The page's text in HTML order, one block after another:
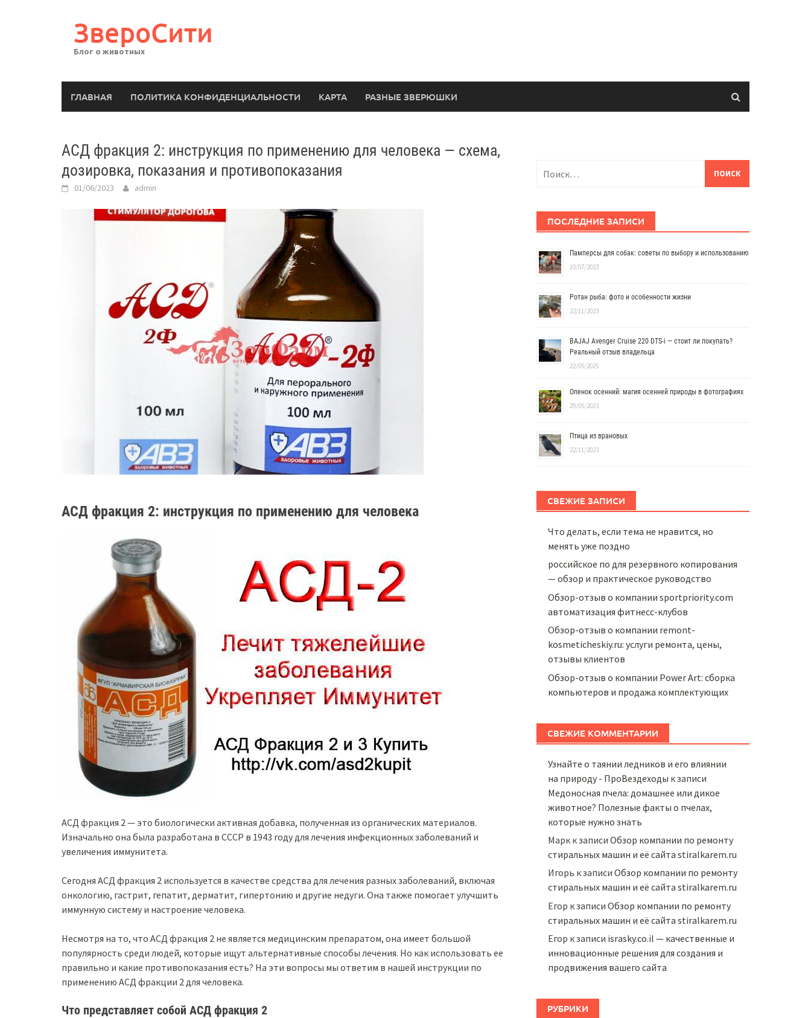
ЗвероСити
Блог о животных
ГЛАВНАЯ ПОЛИТИКА КОНФИДЕНЦИАЛЬНОСТИ КАРТА РАЗНЫЕ ЗВЕРЮШКИ
АСД фракция 2: инструкция по применению для человека — схема,
дозировка, показания и противопоказания
01/06/2023 admin
АСД фракция 2: инструкция по применению для человека
АСД фракция 2 — это биологически активная добавка, полученная из органических материалов.
Изначально она была разработана в СССР в 1943 году для лечения инфекционных заболеваний и
увеличения иммунитета.
Сегодня АСД фракция 2 используется в качестве средства для лечения разных заболеваний, включая
онкологию, гастрит, гепатит, дерматит, гипертонию и другие недуги. Она также помогает улучшить
иммунную систему и настроение человека.
Несмотря на то, что АСД фракция 2 не является медицинским препаратом, она имеет большой
популярность среди людей, которые ищут альтернативные способы лечения. Но как использовать ее
правильно и какие противопоказания есть? На эти вопросы мы ответим в нашей инструкции по
применению АСД фракции 2 для человека.
Что представляет собой АСД фракция 2
ПОСЛЕДНИЕ ЗАПИСИ
Памперсы для собак: советы по выбору и использованию
10/07/2023
Ротан рыба: фото и особенности жизни
22/11/2023
BAJAJ Avenger Cruise 220 DTS-i — стоит ли покупать?
Реальный отзыв владельца
22/05/2025
Опенок осенний: магия осенней природы в фотографиях
29/05/2023
Птица из врановых
22/11/2023
СВЕЖИЕ ЗАПИСИ
Что делать, если тема не нравится, но
менять уже поздно
российское по для резервного копирования
— обзор и практическое руководство
Обзор-отзыв о компании sportpriority.com
автоматизация фитнесс-клубов
Обзор-отзыв о компании remont-
kosmeticheskiy.ru: услуги ремонта, цены,
отзывы клиентов
Обзор-отзыв о компании Power Art: сборка
компьютеров и продажа комплектующих
СВЕЖИЕ КОММЕНТАРИИ
Узнайте о таянии ледников и его влиянии
на природу - ПроВездеходы к записи
Медоносная пчела: домашнее или дикое
животное? Полезные факты о пчелах,
которые нужно знать
Маркк записи Обзор компании по ремонту
стиральных машин и её сайта stiralkarem.ru
Игорь к записи Обзор компании по ремонту
стиральных машин и её сайта stiralkarem.ru
Егор к записи Обзор компании по ремонту
стиральных машин и её сайта stiralkarem.ru
Егор к записи israsky.co.il — качественные и
инновационные решения для создания и
продвижения вашего сайта
РУБРИКИ